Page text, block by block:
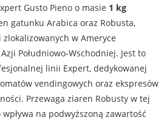
Gusto Pieno o masie 1 kg
gatunku Arabica oraz Robusta,
w Ameryce
Południowo-Wschodniej. Jest to
linii Expert, dedykowanej
vendingowych oraz ekspresów
Przewaga ziaren Robusty w tej
na podwyższoną zawartość